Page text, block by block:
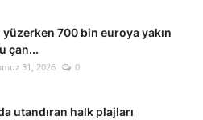
700 bin euroya yakın
çan...
31, 2026 0
utandıran halk plajları